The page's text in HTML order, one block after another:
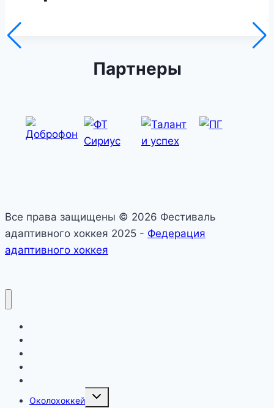
Партнеры
Все права защищены © 2026 Фестиваль
адаптивного хоккея 2025 - Федерация
адаптивного хоккея
Околохоккей
Toggle
child